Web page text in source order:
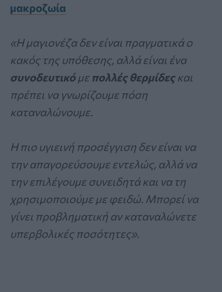
μακροζωία
«Η μαγιονέζα δεν είναι πραγματικά ο
κακός της υπόθεσης, αλλά είναι ένα
συνοδευτικόμε πολλές θερμίδεςκαι
πρέπει να γνωρίζουμε πόση
καταναλώνουμε.
Η πιο υγιεινή προσέγγιση δεν είναι να
την απαγορεύσουμε εντελώς, αλλά να
την επιλέγουμε συνειδητά και να τη
χρησιμοποιούμε με φειδώ. Μπορεί να
γίνει προβληματική αν καταναλώνετε
υπερβολικές ποσότητες».